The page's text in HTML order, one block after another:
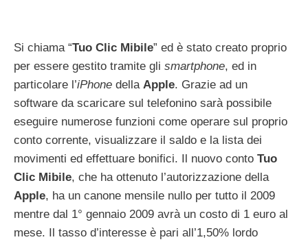
Si chiama “Tuo Clic Mibile” ed è stato creato proprio
per essere gestito tramite gli smartphone, ed in
particolare l’iPhone della Apple. Grazie ad un
software da scaricare sul telefonino sarà possibile
eseguire numerose funzioni come operare sul proprio
conto corrente, visualizzare il saldo e la lista dei
movimenti ed effettuare bonifici. Il nuovo conto Tuo
Clic Mibile, che ha ottenuto l’autorizzazione della
Apple, ha un canone mensile nullo per tutto il 2009
mentre dal 1° gennaio 2009 avrà un costo di 1 euro al
mese. Il tasso d’interesse è pari all’1,50% lordo